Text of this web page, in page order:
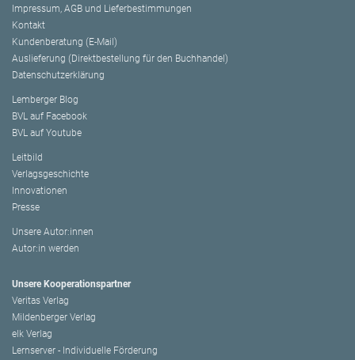
Impressum, AGB und Lieferbestimmungen
Kontakt
Kundenberatung (E-Mail)
Auslieferung (Direktbestellung für den Buchhandel)
Datenschutzerklärung
Lemberger Blog
BVL auf Facebook
BVL auf Youtube
Leitbild
Verlagsgeschichte
Innovationen
Presse
Unsere Autor:innen
Autor:in werden
Unsere Kooperationspartner
Veritas Verlag
Mildenberger Verlag
elk Verlag
Lernserver - Individuelle Förderung